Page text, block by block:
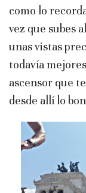
como lo
vez que subes
unas vistas
todavía
ascensor que
desde allí lo